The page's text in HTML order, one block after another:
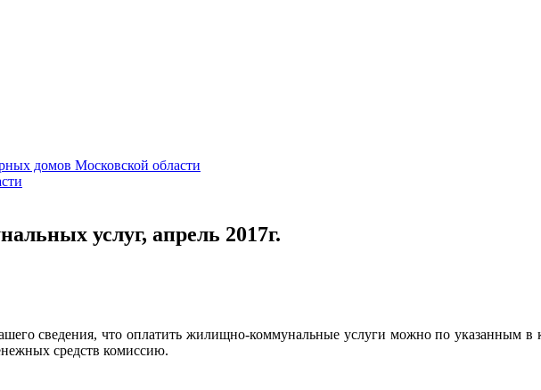
услуг, апрель 2017г.
сведения, что оплатить жилищно-коммунальные услуги можно по указанным в
средств комиссию.